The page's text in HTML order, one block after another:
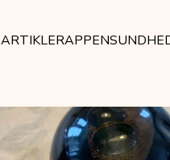
ARTIKLERAPPEN